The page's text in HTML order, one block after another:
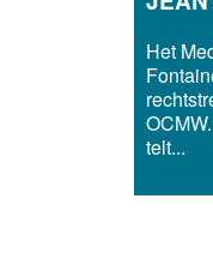
Het
telt...